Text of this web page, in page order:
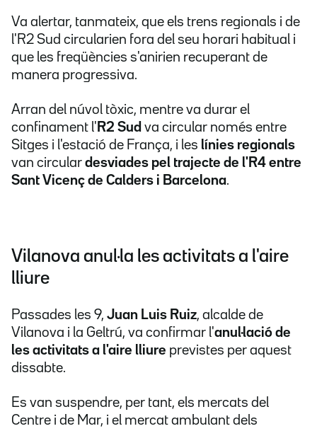
Va alertar, tanmateix, que els trens regionals i de
l'R2 Sud circularien fora del seu horari habitual i
que les freqüències s'anirien recuperant de
manera progressiva.
Arran del núvol tòxic, mentre va durar el
confinament l' R2 Sud va circular només entre
Sitges i l'estació de França, i les línies regionals
van circular desviades pel trajecte de l'R4 entre
Sant Vicenç de Calders i Barcelona.
Vilanova anul·la les activitats a l'aire
lliure
Passades les 9, Juan Luis Ruiz, alcalde de
Vilanova i la Geltrú, va confirmar l'anul·lació de
les activitats a l'aire lliure previstes per aquest
dissabte.
Es van suspendre, per tant, els mercats del
Centre i de Mar, i el mercat ambulant dels